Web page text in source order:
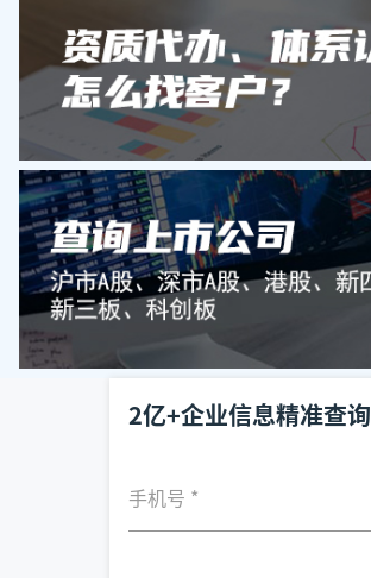
2亿+企业信息精准查询
手机号 *